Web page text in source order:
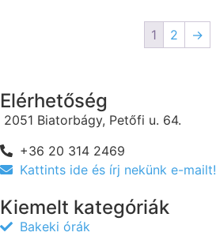
1 2 →
Elérhetőség
2051 Biatorbágy, Petőfi u. 64.
+36 20 314 2469
Kattints ide és írj nekünk e-mailt!
Kiemelt kategóriák
Bakeki órák